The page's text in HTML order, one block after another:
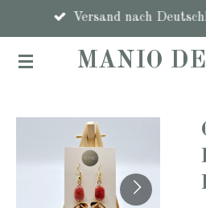
Hauptinhalt
springen
MANIO
Versand nach